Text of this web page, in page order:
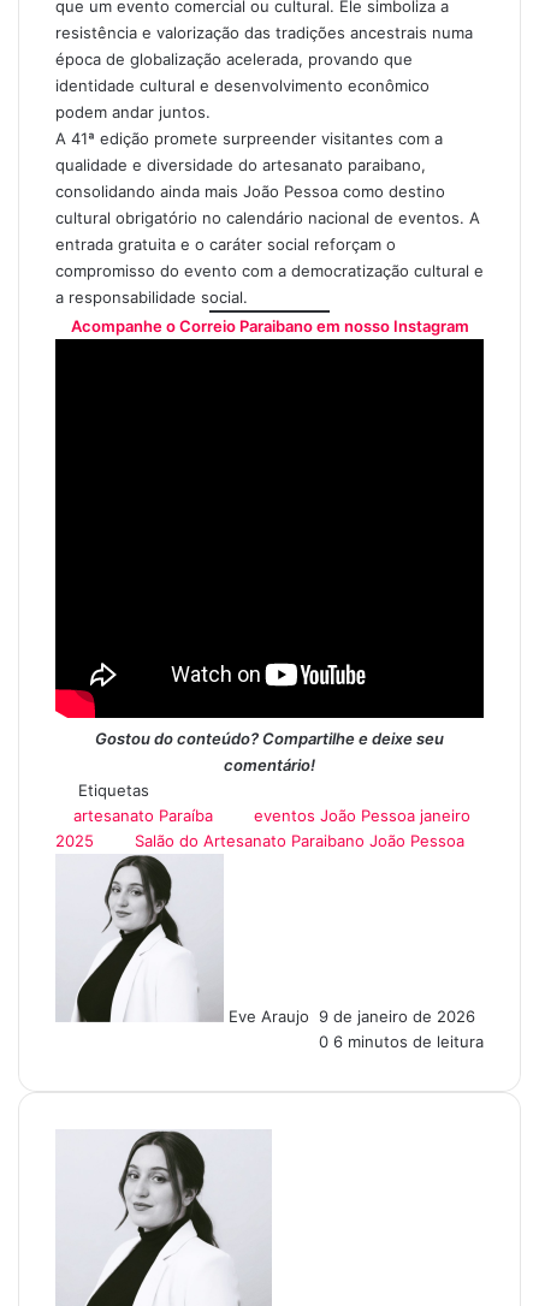
que um evento comercial ou cultural. Ele simboliza a
resistência e valorização das tradições ancestrais numa
época de globalização acelerada, provando que
identidade cultural e desenvolvimento econômico
podem andar juntos.
A 41ª edição promete surpreender visitantes com a
qualidade e diversidade do artesanato paraibano,
consolidando ainda mais João Pessoa como destino
cultural obrigatório no calendário nacional de eventos. A
entrada gratuita e o caráter social reforçam o
compromisso do evento com a democratização cultural e
a responsabilidade social.
Acompanhe o Correio Paraibano em nosso Instagram
Gostou do conteúdo? Compartilhe e deixe seu
comentário!
Etiquetas
artesanato Paraíba
eventos João Pessoa janeiro
2025
Salão do Artesanato Paraibano João Pessoa
Eve Araujo 9 de janeiro de 2026
0 6 minutos de leitura